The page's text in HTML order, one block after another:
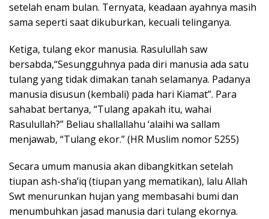
setelah enam bulan. Ternyata, keadaan ayahnya masih
sama seperti saat dikuburkan, kecuali telinganya.
Ketiga, tulang ekor manusia. Rasulullah saw
bersabda,“Sesungguhnya pada diri manusia ada satu
tulang yang tidak dimakan tanah selamanya. Padanya
manusia disusun (kembali) pada hari Kiamat”. Para
sahabat bertanya, “Tulang apakah itu, wahai
Rasulullah?” Beliau shallallahu ‘alaihi wa sallam
menjawab, “Tulang ekor.” (HR Muslim nomor 5255)
Secara umum manusia akan dibangkitkan setelah
tiupan ash-sha’iq (tiupan yang mematikan), lalu Allah
Swt menurunkan hujan yang membasahi bumi dan
menumbuhkan jasad manusia dari tulang ekornya.